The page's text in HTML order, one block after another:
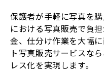
保護者が手軽に写真を
における写真販売で負
金、仕分け作業を大幅
ト写真販売サービスな
レス化を実現します。